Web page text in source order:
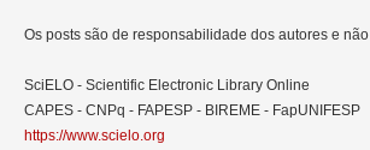
Os posts são de responsabilidade dos autores e
SciELO - Scientific Electronic Library Online
CAPES - CNPq - FAPESP - BIREME - FapUNIFESP
https://www.scielo.org